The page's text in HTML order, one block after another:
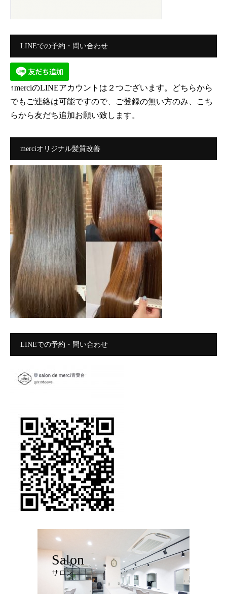
LINEでの予約・問い合わせ
↑merciのLINEアカウントは２つございます。どちらから
でもご連絡は可能ですので、ご登録の無い方のみ、こち
らから友だち追加お願い致します。
merciオリジナル髪質改善
LINEでの予約・問い合わせ
Salon
サロン